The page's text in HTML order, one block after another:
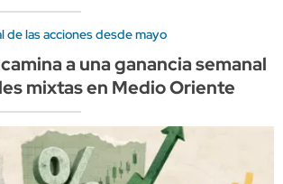
de las acciones desde mayo
a una ganancia semanal
mixtas en Medio Oriente